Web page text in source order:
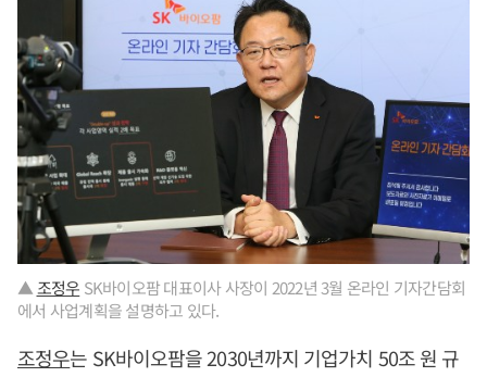
▲조정우 SK바이오팜 대표이사 사장이 2022년 3월 온라인 기자간담회
에서 사업계획을 설명하고 있다.
조정우는 SK바이오팜을 2030년까지 기업가치 50조 원 규